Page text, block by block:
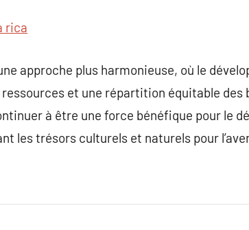
rica
approche plus harmonieuse, où le
et une répartition équitable
à être une force bénéfique pour le
les trésors culturels et naturels pour